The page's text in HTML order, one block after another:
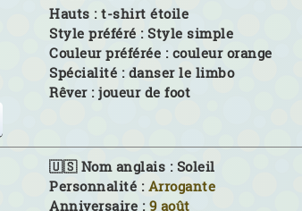
Hauts :t-shirt étoile
Style préféré : Style simple
Couleur préférée : couleur orange
Spécialité : danser le limbo
Rêver :joueur de foot
🇺🇸 Nom anglais : Soleil
Personnalité : Arrogante
Anniversaire : 9 août